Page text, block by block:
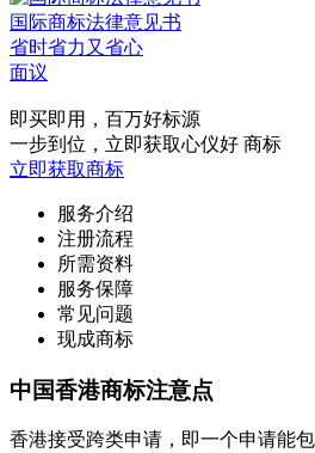
国际商标法律意见书
省时省力又省心
面议
即买即用，百万好标源
一步到位，立即获取心仪好 商标
立即获取商标
服务介绍
注册流程
所需资料
服务保障
常见问题
现成商标
中国香港商标注意点
香港接受跨类申请，即一个申请能包